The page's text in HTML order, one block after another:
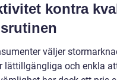
kontra
väljer
lättillgängliga och enkla